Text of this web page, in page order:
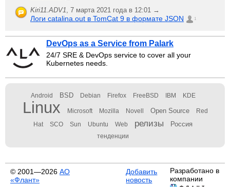
Kiri11.ADV1, 7 марта 2021 года в 12:01 →
Логи catalina.out в TomCat 9 в формате JSON 1
DevOps as a Service from Palark
24/7 SRE & DevOps service to cover all your
Kubernetes needs.
Android BSD Debian Firefox FreeBSD IBM KDE
Linux Microsoft Mozilla Novell Open Source Red
Hat SCO Sun Ubuntu Web релизы Россия
тенденции
© 2001—2026 АО
«Флант»
Добавить
новость
Разработано в
компании